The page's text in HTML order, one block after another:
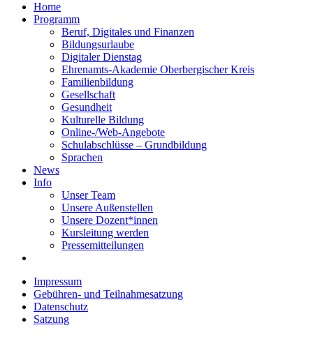
Home
Programm
Beruf, Digitales und Finanzen
Bildungsurlaube
Digitaler Dienstag
Ehrenamts-Akademie Oberbergischer Kreis
Familienbildung
Gesellschaft
Gesundheit
Kulturelle Bildung
Online-/Web-Angebote
Schulabschlüsse – Grundbildung
Sprachen
News
Info
Unser Team
Unsere Außenstellen
Unsere Dozent*innen
Kursleitung werden
Pressemitteilungen
Impressum
Gebühren- und Teilnahmesatzung
Datenschutz
Satzung